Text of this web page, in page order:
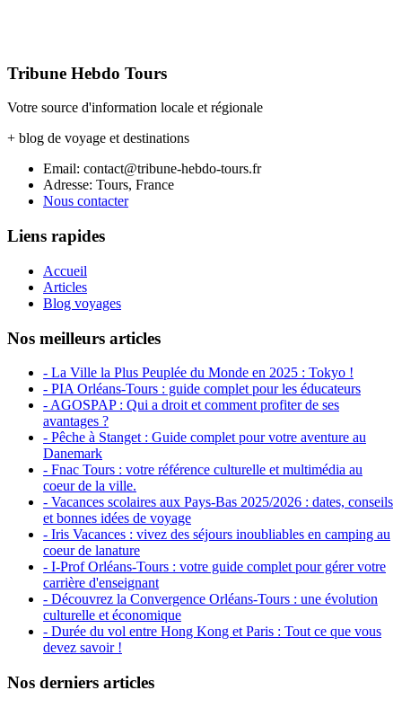
Tribune Hebdo Tours
Votre source d'information locale et régionale
+ blog de voyage et destinations
Email: contact@tribune-hebdo-tours.fr
Adresse: Tours, France
Nous contacter
Liens rapides
Accueil
Articles
Blog voyages
Nos meilleurs articles
- La Ville la Plus Peuplée du Monde en 2025 : Tokyo !
- PIA Orléans-Tours : guide complet pour les éducateurs
- AGOSPAP : Qui a droit et comment profiter de ses
avantages ?
- Pêche à Stanget : Guide complet pour votre aventure au
Danemark
- Fnac Tours : votre référence culturelle et multimédia au
coeur de la ville.
- Vacances scolaires aux Pays-Bas 2025/2026 : dates, conseils
et bonnes idées de voyage
- Iris Vacances : vivez des séjours inoubliables en camping au
coeur de lanature
- I-Prof Orléans-Tours : votre guide complet pour gérer votre
carrière d'enseignant
- Découvrez la Convergence Orléans-Tours : une évolution
culturelle et économique
- Durée du vol entre Hong Kong et Paris : Tout ce que vous
devez savoir !
Nos derniers articles